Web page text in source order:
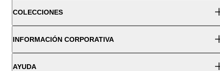
COLECCIONES
INFORMACIÓN CORPORATIVA
AYUDA